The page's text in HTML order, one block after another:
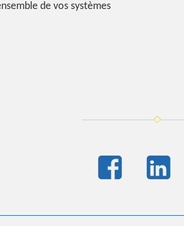
de vos systèmes
FB